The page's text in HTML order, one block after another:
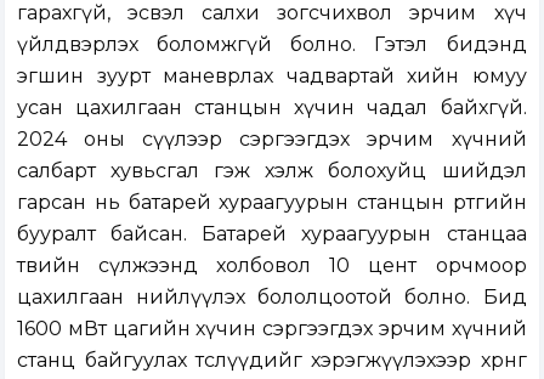
гарахгүй, эсвэл салхи зогсчихвол эрчим хүч
үйлдвэрлэх боломжгүй болно. Гэтэл бидэнд
эгшин зуурт маневрлах чадвартай хийн юмуу
усан цахилгаан станцын хүчин чадал байхгүй.
2024 оны сүүлээр сэргээгдэх эрчим хүчний
салбарт хувьсгал гэж хэлж болохуйц шийдэл
гарсан нь батарей хураагуурын станцын өртгийн
бууралт байсан. Батарей хураагуурын станцаа
төвийн сүлжээнд холбовол 10 цент орчмоор
цахилгаан нийлүүлэх бололцоотой болно. Бид
1600 мВт цагийн хүчин сэргээгдэх эрчим хүчний
станц байгуулах төслүүдийг хэрэгжүүлэхээр хөрөнгө